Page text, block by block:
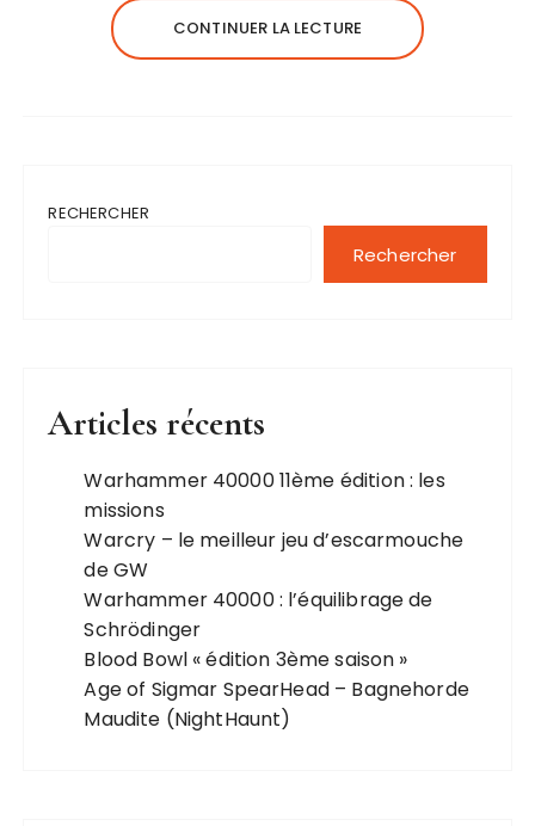
CONTINUER LA LECTURE
RECHERCHER
Rechercher
Articles récents
Warhammer 40000 11ème édition : les
missions
Warcry – le meilleur jeu d’escarmouche
de GW
Warhammer 40000 : l’équilibrage de
Schrödinger
Blood Bowl « édition 3ème saison »
Age of Sigmar SpearHead – Bagnehorde
Maudite (NightHaunt)